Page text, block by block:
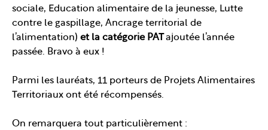
sociale, Education alimentaire de la jeunesse, Lutte
contre le gaspillage, Ancrage territorial de
l’alimentation) et la catégorie PATajoutée l’année
passée. Bravo à eux !
Parmi les lauréats, 11 porteurs de Projets Alimentaires
Territoriaux ont été récompensés.
On remarquera tout particulièrement :